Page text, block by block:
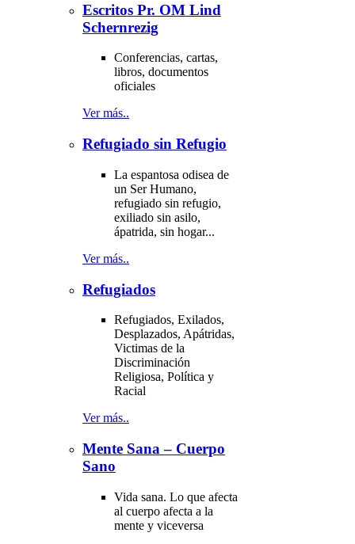
Escritos Pr. OM Lind
Schernrezig
Conferencias, cartas,
libros, documentos
oficiales
Ver más..
Refugiado sin Refugio
La espantosa odisea de
un Ser Humano,
refugiado sin refugio,
exiliado sin asilo,
ápatrida, sin hogar...
Ver más..
Refugiados
Refugiados, Exilados,
Desplazados, Apátridas,
Victimas de la
Discriminación
Religiosa, Política y
Racial
Ver más..
Mente Sana – Cuerpo
Sano
Vida sana. Lo que afecta
al cuerpo afecta a la
mente y viceversa